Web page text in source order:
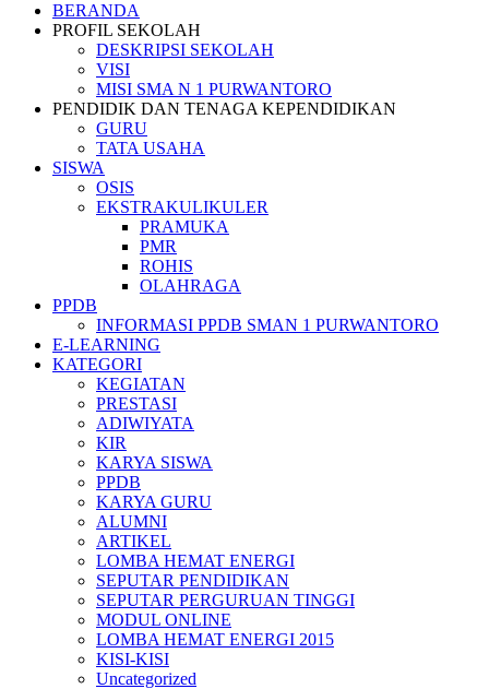
BERANDA
PROFIL SEKOLAH
DESKRIPSI SEKOLAH
VISI
MISI SMA N 1 PURWANTORO
PENDIDIK DAN TENAGA KEPENDIDIKAN
GURU
TATA USAHA
SISWA
OSIS
EKSTRAKULIKULER
PRAMUKA
PMR
ROHIS
OLAHRAGA
PPDB
INFORMASI PPDB SMAN 1 PURWANTORO
E-LEARNING
KATEGORI
KEGIATAN
PRESTASI
ADIWIYATA
KIR
KARYA SISWA
PPDB
KARYA GURU
ALUMNI
ARTIKEL
LOMBA HEMAT ENERGI
SEPUTAR PENDIDIKAN
SEPUTAR PERGURUAN TINGGI
MODUL ONLINE
LOMBA HEMAT ENERGI 2015
KISI-KISI
Uncategorized